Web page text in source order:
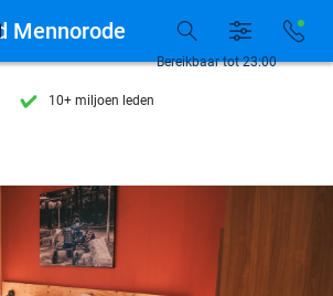
7 dagen per week beschikbaar
10+ miljoen leden
7 dagen per week beschikbaar
10+ miljoen leden
Bereikbaar tot 23:00
Mennorode